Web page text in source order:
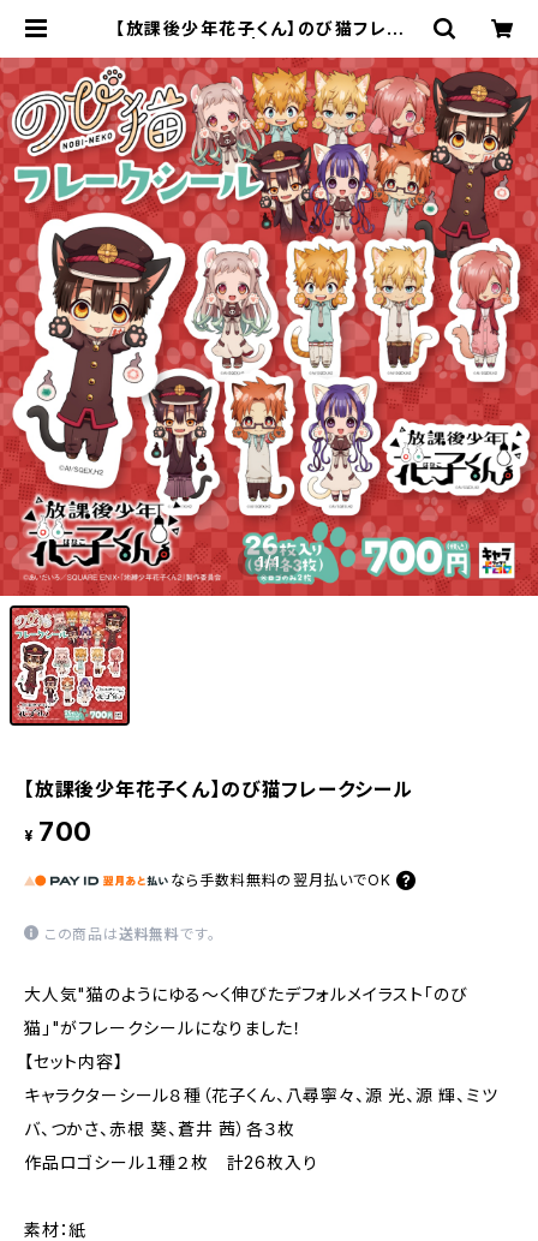
【放課後少年花子くん】のび猫フレーク
1/1
【放課後少年花子くん】のび猫フレークシール
¥ 700
なら 手数料無料の 翌月払いでOK
この商品は送料無料です。
大人気"猫のようにゆる〜く伸びたデフォルメイラスト「のび
猫」"がフレークシールになりました！
【セット内容】
キャラクターシール８種（花子くん、八尋寧々、源 光、源 輝、ミツ
バ、つかさ、赤根 葵、蒼井 茜）各３枚
作品ロゴシール１種２枚 計26枚入り
素材：紙